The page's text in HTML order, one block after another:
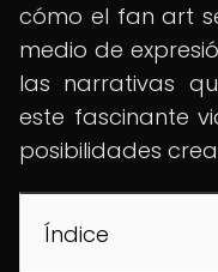
cómo el fan art
medio de
las narrativas
este fascinante
posibilidades
Índice